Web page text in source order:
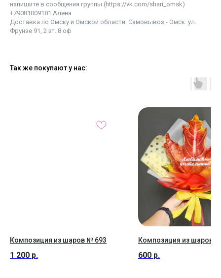
напишите в сообщения группы (https://vk.com/shari_omsk)
+79081009181 Алена
Доставка по Омску и Омской области. Самовывоз - Омск. ул.
Фрунзе 91, 2 эт. 8 оф
Так же покупают у нас:
Композиция из шаров № 693
1 200 р.
Композиция из шаров
600 р.